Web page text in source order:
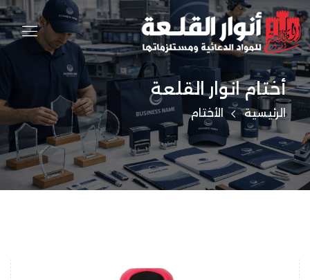
أختام انوار القلعة
الرئيسية الأختام